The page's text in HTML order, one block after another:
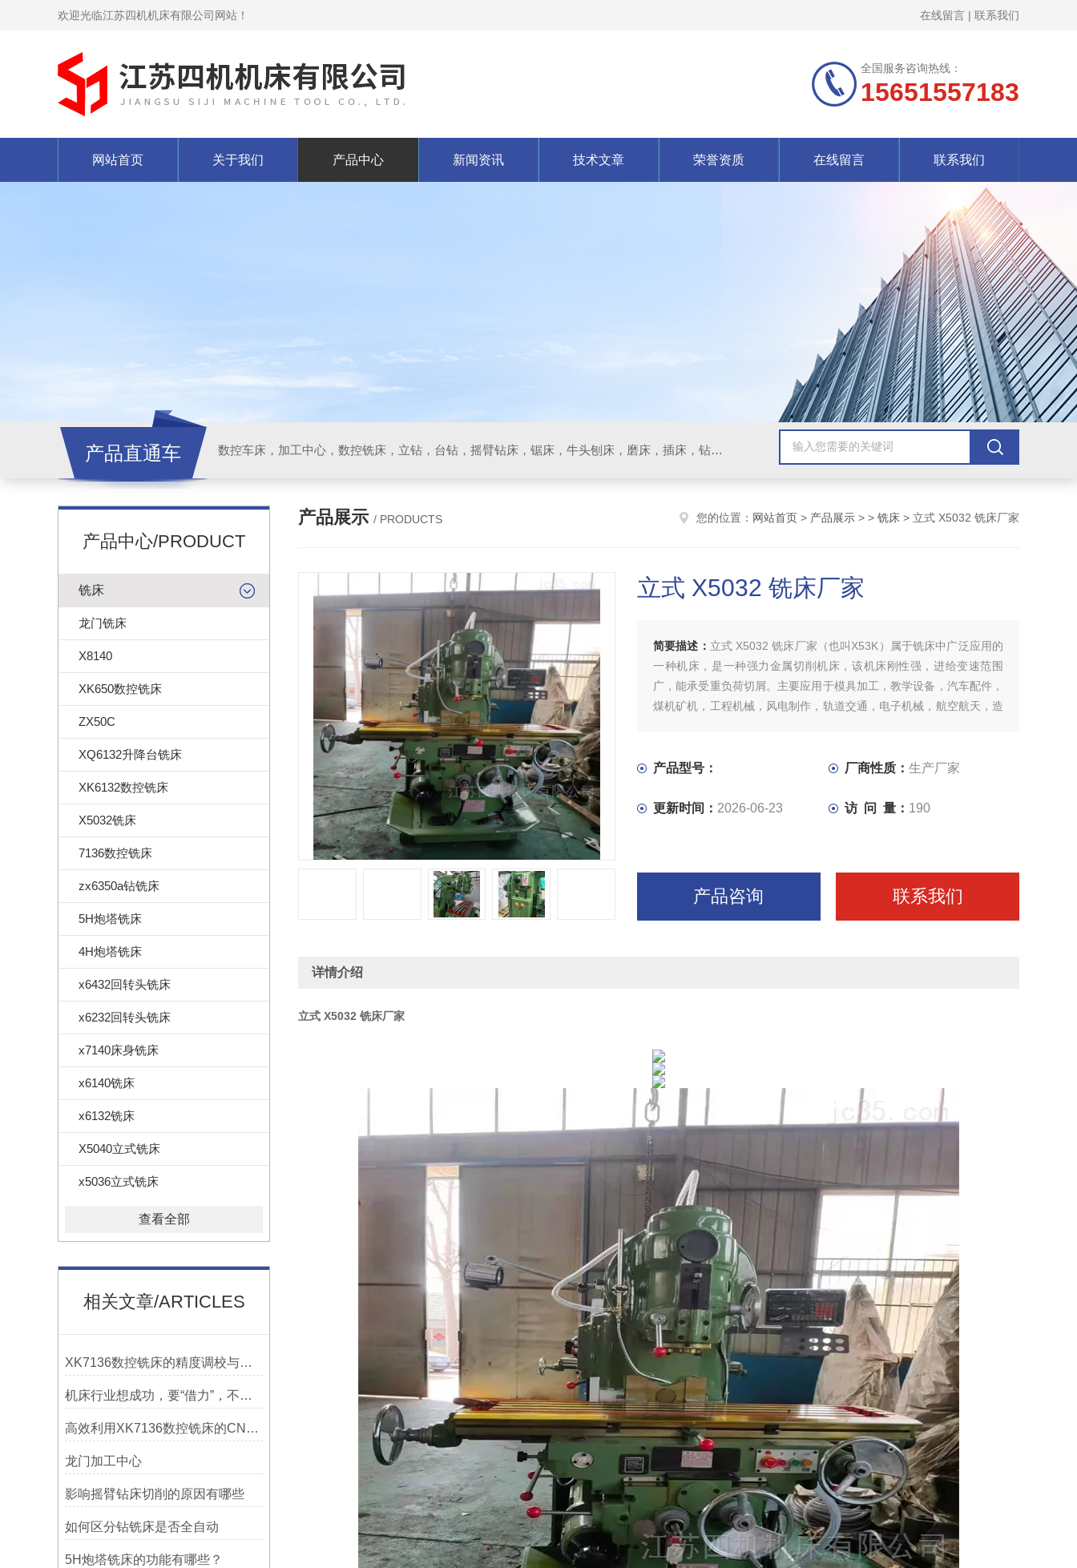
欢迎光临江苏四机机床有限公司网站！ 在线留言 | 联系我们
全国服务咨询热线：
15651557183
网站首页 关于我们 产品中心 新闻资讯 技术文章 荣誉资质 在线留言 联系我们
产品直通车 数控车床，加工中心，数控铣床，立钻，台钻，摇臂钻床，锯床，牛头刨床，磨床，插床，钻铣床，滚齿机
产品中心/PRODUCT
铣床
龙门铣床
X8140
XK650数控铣床
ZX50C
XQ6132升降台铣床
XK6132数控铣床
X5032铣床
7136数控铣床
zx6350a钻铣床
5H炮塔铣床
4H炮塔铣床
x6432回转头铣床
x6232回转头铣床
x7140床身铣床
x6140铣床
x6132铣床
X5040立式铣床
x5036立式铣床
查看全部
相关文章/ARTICLES
XK7136数控铣床的精度调校与性能优化
机床行业想成功，要“借力”，不要“尽力”！
高效利用XK7136数控铣床的CNC系统？
龙门加工中心
影响摇臂钻床切削的原因有哪些
如何区分钻铣床是否全自动
5H炮塔铣床的功能有哪些？
产品展示 / PRODUCTS 您的位置： 网站首页 > 产品展示 > > 铣床 > 立式 X5032 铣床厂家
立式 X5032 铣床厂家
简要描述： 立式 X5032 铣床厂家（也叫X53K）属于铣床中广泛应用的
一种机床，是一种强力金属切削机床，该机床刚性强，进给变速范围
广，能承受重负荷切屑。主要应用于模具加工，教学设备，汽车配件，
煤机矿机，工程机械，风电制作，轨道交通，电子机械，航空航天，造
产品型号： 厂商性质： 生产厂家
更新时间： 2026-06-23 访 问 量： 190
产品咨询 联系我们
详情介绍
立式 X5032 铣床厂家